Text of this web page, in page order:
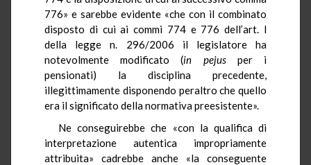
776» e sarebbe evidente «che con il combinato
disposto di cui ai commi 774 e 776 dell’art. l
della legge n. 296/2006 il legislatore ha
notevolmente modificato (in pejusper i
pensionati) la disciplina precedente,
illegittimamente disponendo peraltro che quello
era il significato della normativa preesistente».
Ne conseguirebbe che «con la qualifica di
interpretazione autentica impropriamente
attribuita» cadrebbe anche «la conseguente